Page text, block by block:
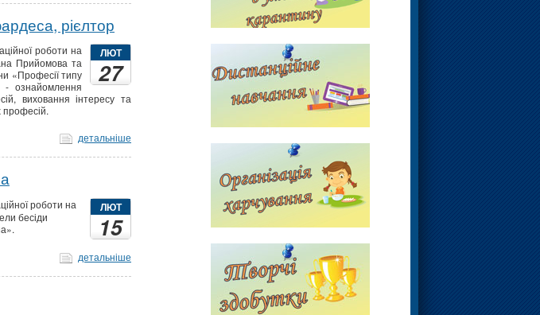
рієлтор
ЛЮТ
27
роботи на
Прийомова та
«Професії типу
- ознайомлення
виховання інтересу та
професій.
детальніше
ЛЮТ
15
роботи на
бесіди
детальніше